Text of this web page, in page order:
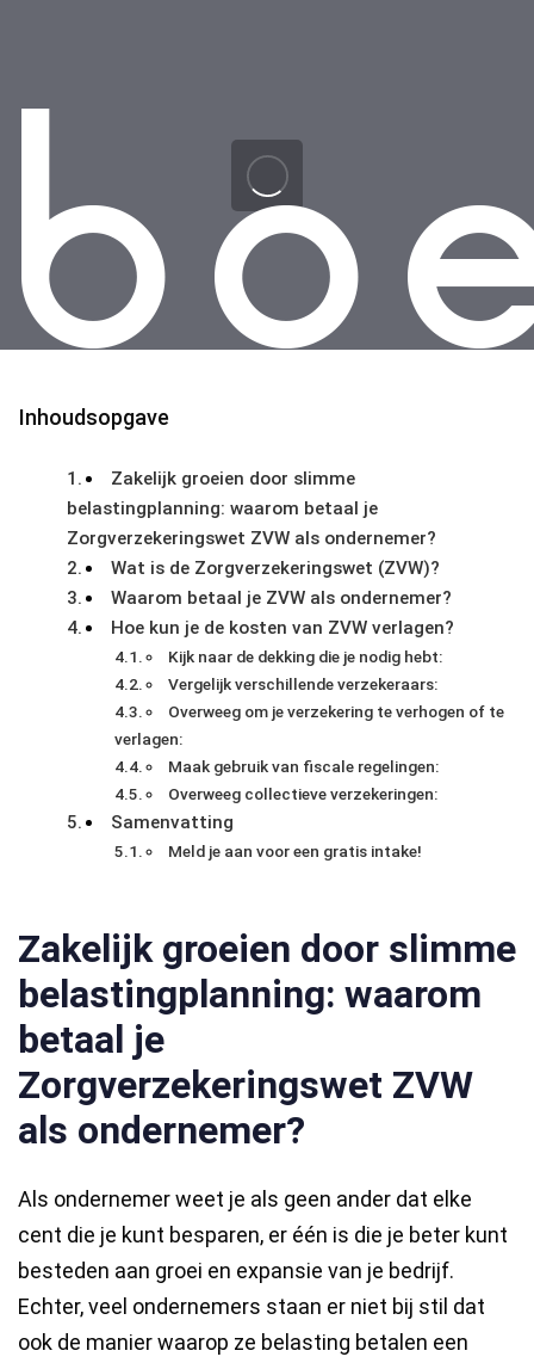
navigation
content
Inhoudsopgave
Zakelijk groeien door slimme
belastingplanning: waarom betaal je
Zorgverzekeringswet ZVW als ondernemer?
Wat is de Zorgverzekeringswet (ZVW)?
Waarom betaal je ZVW als ondernemer?
Hoe kun je de kosten van ZVW verlagen?
Kijk naar de dekking die je nodig hebt:
Vergelijk verschillende verzekeraars:
Overweeg om je verzekering te verhogen of te
verlagen:
Maak gebruik van fiscale regelingen:
Overweeg collectieve verzekeringen:
Samenvatting
Meld je aan voor een gratis intake!
Zakelijk groeien door slimme
belastingplanning: waarom
betaal je
Zorgverzekeringswet ZVW
als ondernemer?
Als ondernemer weet je als geen ander dat elke
cent die je kunt besparen, er één is die je beter kunt
besteden aan groei en expansie van je bedrijf.
Echter, veel ondernemers staan er niet bij stil dat
ook de manier waarop ze belasting betalen een